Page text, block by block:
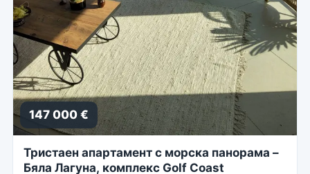
147 000 €
Тристаен апартамент с морска панорама –
Бяла Лагуна, комплекс Golf Coast